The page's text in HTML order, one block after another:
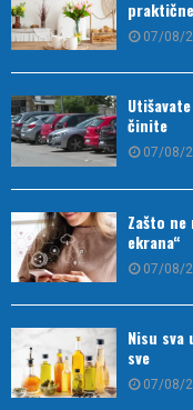
07/08/
činite
07/08/
Zašto ne
ekrana“
07/08/
Nisu
sve
07/08/